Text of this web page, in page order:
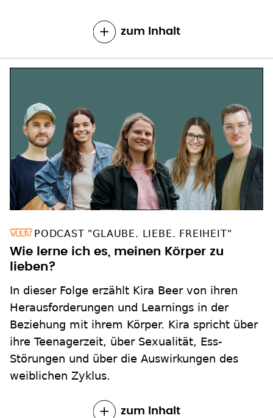
zum Inhalt
PODCAST "GLAUBE. LIEBE. FREIHEIT"
Wie lerne ich es, meinen Körper zu
lieben?
In dieser Folge erzählt Kira Beer von ihren
Herausforderungen und Learnings in der
Beziehung mit ihrem Körper. Kira spricht über
ihre Teenagerzeit, über Sexualität, Ess-
Störungen und über die Auswirkungen des
weiblichen Zyklus.
zum Inhalt